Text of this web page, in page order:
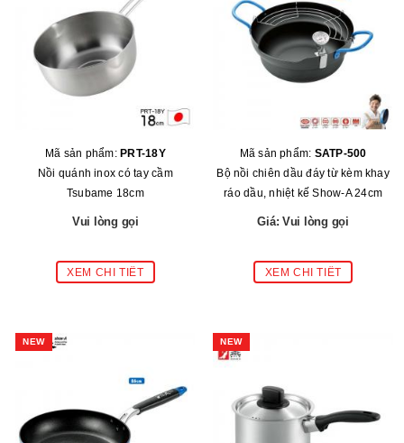
Mã sản phẩm:PRT-18Y
Nồi quánh inox có tay cầm
Tsubame 18cm
Vui lòng gọi
Mã sản phẩm: SATP-500
Bộ nồi chiên dầu đáy từ kèm khay
ráo dầu, nhiệt kế Show-A 24cm
Giá: Vui lòng gọi
NEW NEW